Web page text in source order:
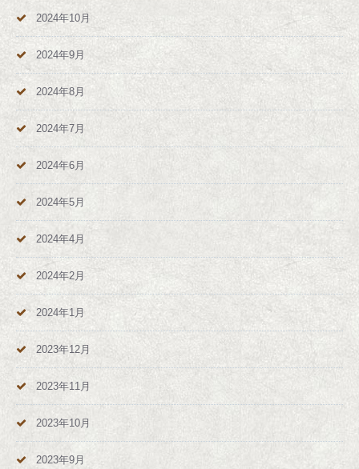
2024年10月
2024年9月
2024年8月
2024年7月
2024年6月
2024年5月
2024年4月
2024年2月
2024年1月
2023年12月
2023年11月
2023年10月
2023年9月